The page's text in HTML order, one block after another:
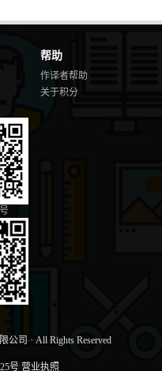
帮助
作译者帮助
关于积分
公司 · All Rights Reserved
号 营业执照